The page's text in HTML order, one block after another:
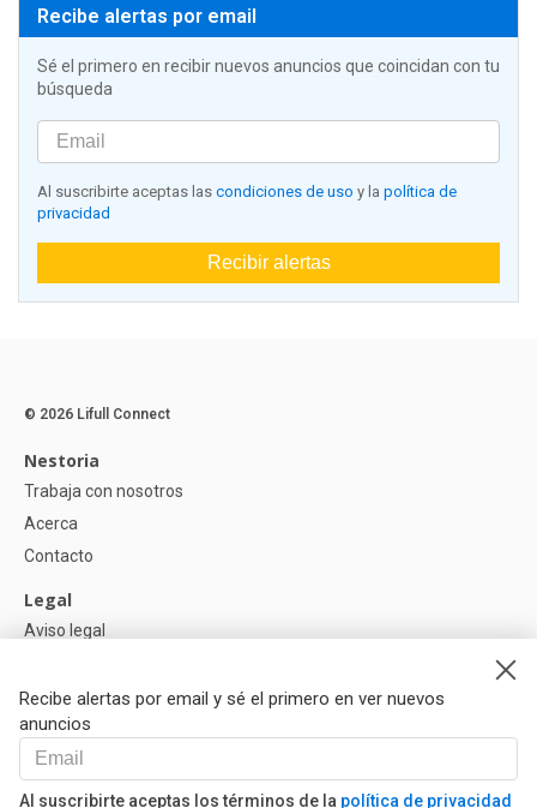
Recibe alertas por email
Sé el primero en recibir nuevos anuncios que coincidan con tu
búsqueda
Al suscribirte aceptas las condiciones de uso y la política de
privacidad
Recibir alertas
Recibe alertas por email y sé el primero en ver nuevos
anuncios
Al suscribirte aceptas los términos de la política de privacidad
© 2026 Lifull Connect
Nestoria
Trabaja con nosotros
Acerca
Contacto
Legal
Aviso legal
Política de Cookies
Ayuda
Preguntas
Nuestros Partners